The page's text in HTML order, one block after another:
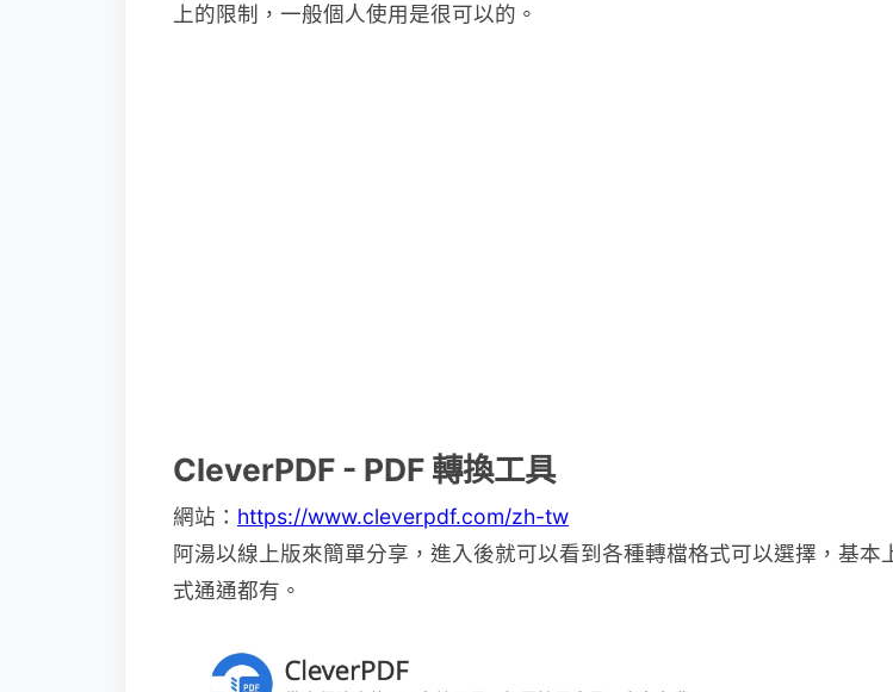
上的限制，一般個人使用是很可以的。
CleverPDF - PDF 轉換工具
網站： https://www.cleverpdf.com/zh-tw
阿湯以線上版來簡單分享，進入後就可以看到各種轉檔格式可以選擇，基本
式通通都有。